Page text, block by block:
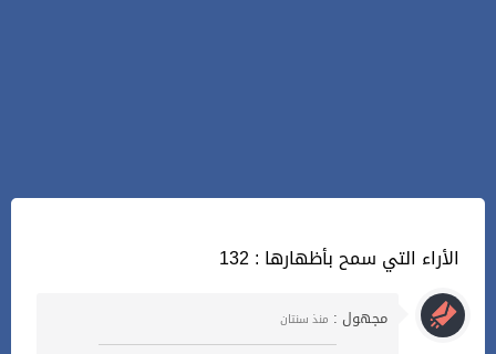
132 : الأراء التي سمح بأظهارها
مجهول : منذ سنتان